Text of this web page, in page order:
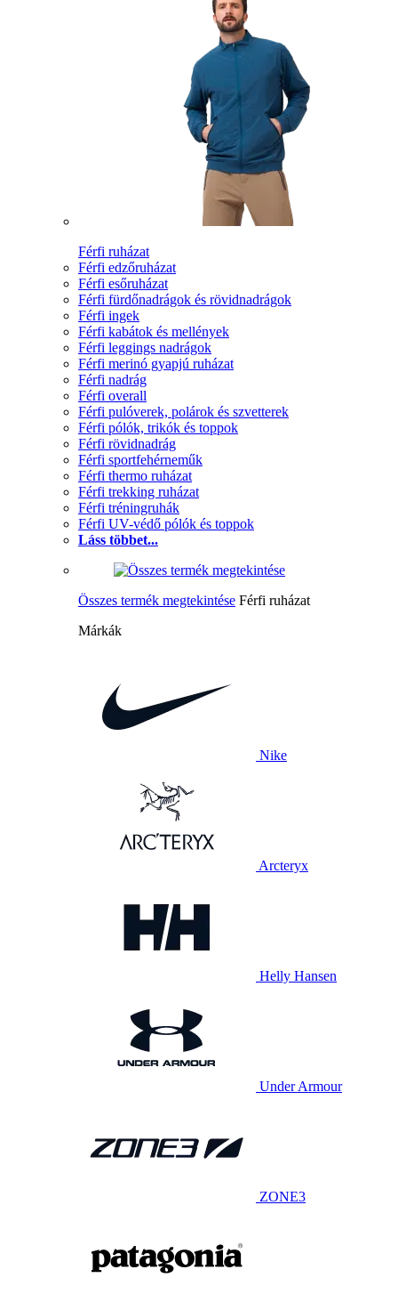
Férfi ruházat
Férfi edzőruházat
Férfi esőruházat
Férfi fürdőnadrágok és rövidnadrágok
Férfi ingek
Férfi kabátok és mellények
Férfi leggings nadrágok
Férfi merinó gyapjú ruházat
Férfi nadrág
Férfi overall
Férfi pulóverek, polárok és szvetterek
Férfi pólók, trikók és toppok
Férfi rövidnadrág
Férfi sportfehérneműk
Férfi thermo ruházat
Férfi trekking ruházat
Férfi tréningruhák
Férfi UV-védő pólók és toppok
Láss többet...
Összes termék megtekintése Férfi ruházat
Márkák
Nike
Arcteryx
Helly Hansen
Under Armour
ZONE3